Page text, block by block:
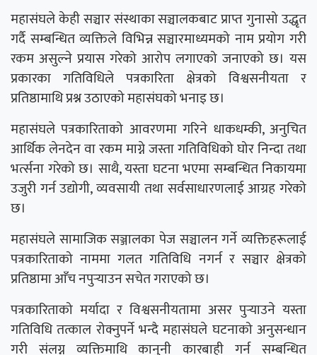
महासंघले केही सञ्चार संस्थाका सञ्चालकबाट प्राप्त गुनासो उद्धृत
गर्दै सम्बन्धित व्यक्तिले विभिन्न सञ्चारमाध्यमको नाम प्रयोग गरी
रकम असुल्ने प्रयास गरेको आरोप लगाएको जनाएको छ। यस
प्रकारका गतिविधिले पत्रकारिता क्षेत्रको विश्वसनीयता र
प्रतिष्ठामाथि प्रश्न उठाएको महासंघको भनाइ छ।
महासंघले पत्रकारिताको आवरणमा गरिने धाकधम्की, अनुचित
आर्थिक लेनदेन वा रकम माग्ने जस्ता गतिविधिको घोर निन्दा तथा
भर्त्सना गरेको छ। साथै, यस्ता घटना भएमा सम्बन्धित निकायमा
उजुरी गर्न उद्योगी, व्यवसायी तथा सर्वसाधारणलाई आग्रह गरेको
छ।
महासंघले सामाजिक सञ्जालका पेज सञ्चालन गर्ने व्यक्तिहरूलाई
पत्रकारिताको नाममा गलत गतिविधि नगर्न र सञ्चार क्षेत्रको
प्रतिष्ठामा आँच नपुर्‍याउन सचेत गराएको छ।
पत्रकारिताको मर्यादा र विश्वसनीयतामा असर पुर्‍याउने यस्ता
गतिविधि तत्काल रोक्नुपर्ने भन्दै महासंघले घटनाको अनुसन्धान
गरी संलग्न व्यक्तिमाथि कानुनी कारबाही गर्न सम्बन्धित